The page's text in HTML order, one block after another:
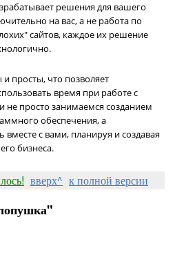
решения для вашего
на вас, а не работа по
сайтов, каждое их решение
просты, что позволяет
время при работе с
не просто занимаемся созданием
обеспечения, а
с вами, планируя и создавая
бизнеса.
вверх^ к полной версии